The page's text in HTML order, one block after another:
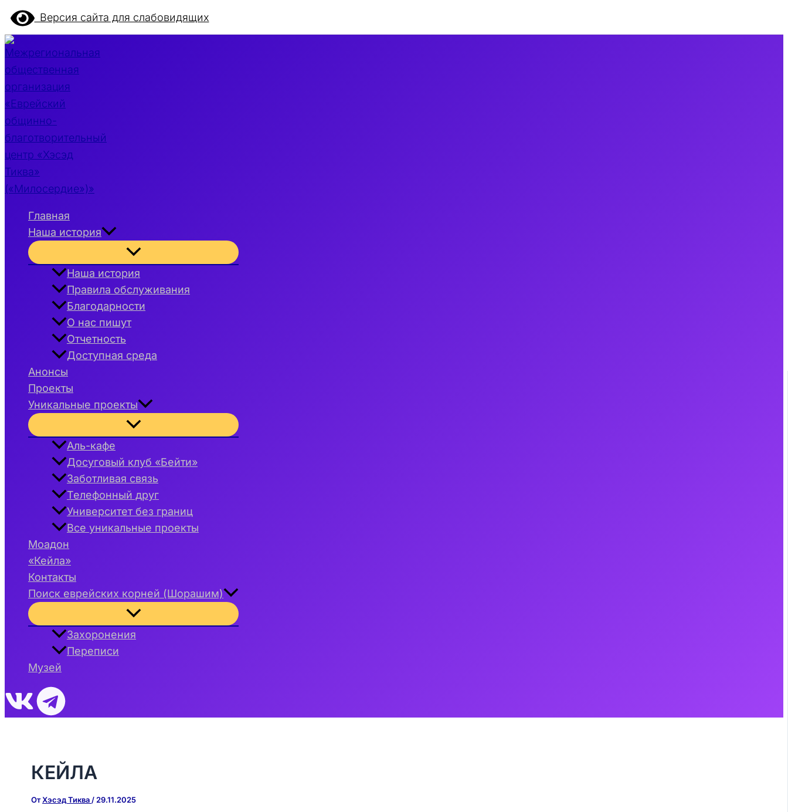
Перейти
содержимому
Версия сайта для слабовидящих
Главная
Наша история
Переключатель
меню
Наша история
Правила обслуживания
Благодарности
О нас пишут
Отчетность
Доступная среда
Анонсы
Проекты
Уникальные проекты
Переключатель
меню
Аль-кафе
Досуговый клуб «Бейти»
Заботливая связь
Телефонный друг
Университет без границ
Все уникальные проекты
Моадон
«Кейла»
Контакты
Поиск еврейских корней (Шорашим)
Переключатель
меню
Захоронения
Переписи
Музей
КЕЙЛА
ОтХэсэд Тиква / 29.11.2025